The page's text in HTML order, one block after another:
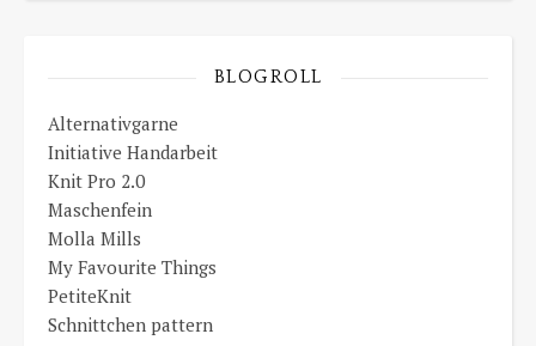
BLOGROLL
Alternativgarne
Initiative Handarbeit
Knit Pro 2.0
Maschenfein
Molla Mills
My Favourite Things
PetiteKnit
Schnittchen pattern